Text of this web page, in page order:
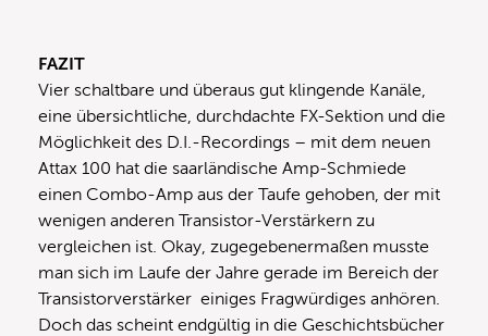
FAZIT
Vier schaltbare und überaus gut klingende Kanäle,
eine übersichtliche, durchdachte FX-Sektion und die
Möglichkeit des D.I.-Recordings – mit dem neuen
Attax 100 hat die saarländische Amp-Schmiede
einen Combo-Amp aus der Taufe gehoben, der mit
wenigen anderen Transistor-Verstärkern zu
vergleichen ist. Okay, zugegebenermaßen musste
man sich im Laufe der Jahre gerade im Bereich der
Transistorverstärker einiges Fragwürdiges anhören.
Doch das scheint endgültig in die Geschichtsbücher